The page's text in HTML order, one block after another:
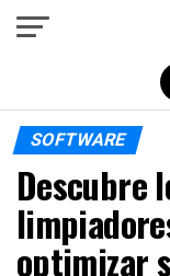
SOFTWARE
Descubre
optimizar